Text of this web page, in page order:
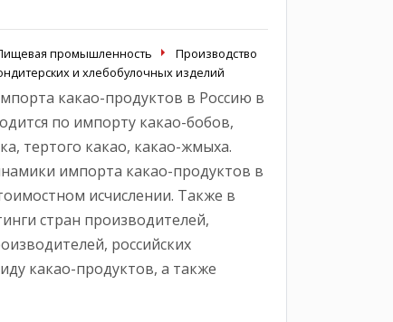
промышленность
Производство
и хлебобулочных изделий
какао-продуктов в Россию в
по импорту какао-бобов,
тертого какао, какао-жмыха.
импорта какао-продуктов в
исчислении. Также в
стран производителей,
российских
какао-продуктов, а также